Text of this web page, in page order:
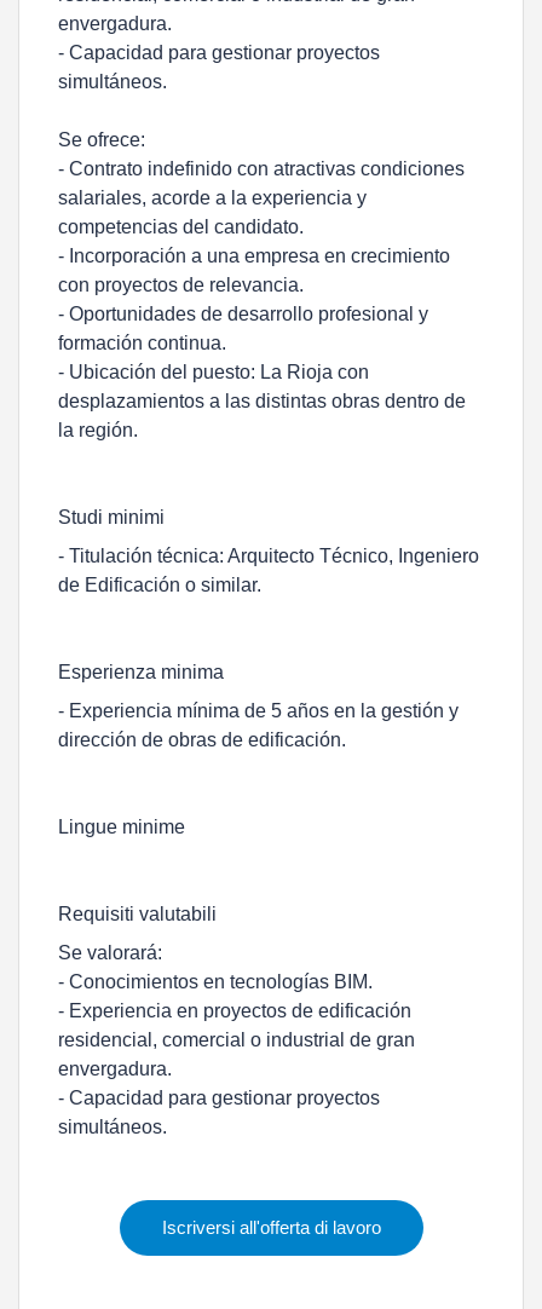
envergadura.
- Capacidad para gestionar proyectos
simultáneos.
Se ofrece:
- Contrato indefinido con atractivas condiciones
salariales, acorde a la experiencia y
competencias del candidato.
- Incorporación a una empresa en crecimiento
con proyectos de relevancia.
- Oportunidades de desarrollo profesional y
formación continua.
- Ubicación del puesto: La Rioja con
desplazamientos a las distintas obras dentro de
la región.
Studi minimi
- Titulación técnica: Arquitecto Técnico, Ingeniero
de Edificación o similar.
Esperienza minima
- Experiencia mínima de 5 años en la gestión y
dirección de obras de edificación.
Lingue minime
Requisiti valutabili
Se valorará:
- Conocimientos en tecnologías BIM.
- Experiencia en proyectos de edificación
residencial, comercial o industrial de gran
envergadura.
- Capacidad para gestionar proyectos
simultáneos.
Iscriversi all'offerta di lavoro